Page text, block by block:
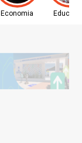
Economia